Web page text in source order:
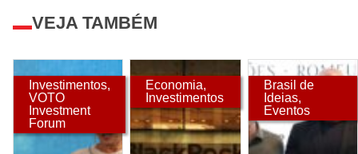
VEJA TAMBÉM
Investimentos,
VOTO
Investment
Forum
Economia,
Investimentos
Brasil de
Ideias,
Eventos